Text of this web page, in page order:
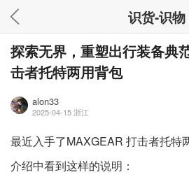
识货-识物
探索无界，重塑出行装备典
击者托特两用背包
alon33
2025-04-15浙江
最近入手了MAXGEAR 打击者托特
介绍中看到这样的说明：